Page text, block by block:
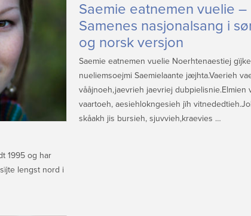
1995 og har
lengst nord i
Saemie eatnemen vuelie –
Samenes nasjonalsang i
og norsk versjon
Saemie eatnemen vuelie Noerhtenaestiej
nueliemsoejmi Saemielaante jæjhta.Vaerieh
vååjnoeh,jaevrieh jaevriej dubpielisnie.Elmien
vaartoeh, aesiehlokngesieh jïh
skåakh jis bursieh, sjuvvieh,kraevies …